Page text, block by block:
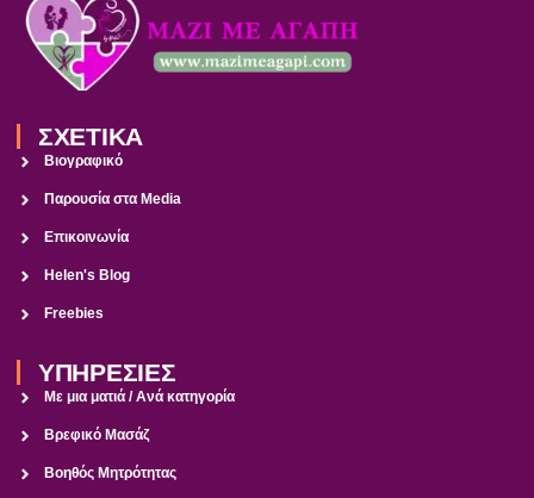
ΣΧΕΤΙΚΑ
Βιογραφικό
Παρουσία στα Media
Επικοινωνία
Helen's Blog
Freebies
ΥΠΗΡΕΣΙΕΣ
Με μια ματιά / Ανά κατηγορία
Βρεφικό Μασάζ
Βοηθός Μητρότητας